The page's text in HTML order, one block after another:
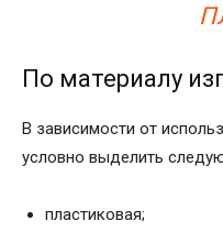
По материалу
В зависимости от
условно выделить
пластиковая;